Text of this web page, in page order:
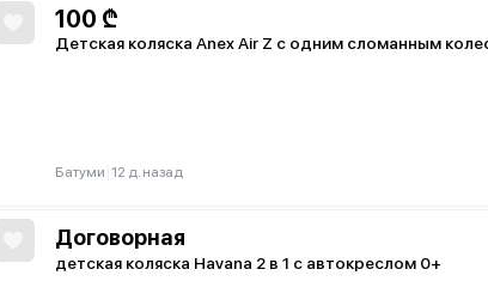
100 ₾
Детская коляска Anex Air Z с одним сломанным
Батуми 12 д. назад
Договорная
детская коляска Havana 2 в 1 с автокреслом 0+